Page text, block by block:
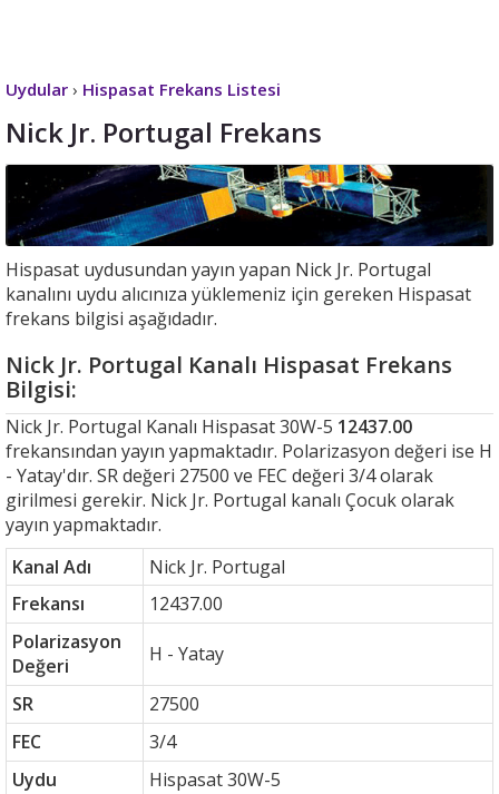
Uydular › Hispasat Frekans Listesi
Nick Jr. Portugal Frekans
Hispasat uydusundan yayın yapan Nick Jr. Portugal
kanalını uydu alıcınıza yüklemeniz için gereken Hispasat
frekans bilgisi aşağıdadır.
Nick Jr. Portugal Kanalı Hispasat Frekans
Bilgisi:
Nick Jr. Portugal Kanalı Hispasat 30W-5 12437.00
frekansından yayın yapmaktadır. Polarizasyon değeri ise H
- Yatay'dır. SR değeri 27500 ve FEC değeri 3/4 olarak
girilmesi gerekir. Nick Jr. Portugal kanalı Çocuk olarak
yayın yapmaktadır.
Kanal Adı
Nick Jr. Portugal
Frekansı
12437.00
Polarizasyon
Değeri
H - Yatay
SR
27500
FEC
3/4
Uydu
Hispasat 30W-5